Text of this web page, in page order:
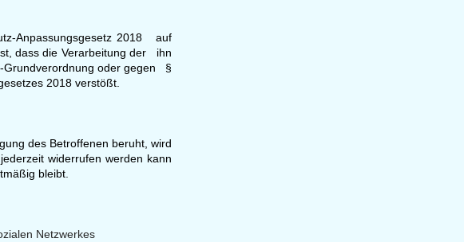
Anpassungsgesetz 2018 auf
dass die Verarbeitung der ihn
Grundverordnung oder gegen §
2018 verstößt.
des Betroffenen beruht, wird
widerrufen werden kann
bleibt.
Netzwerkes